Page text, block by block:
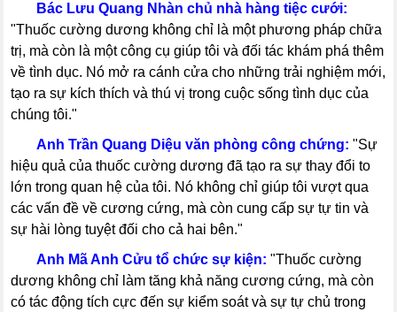
Bác Lưu Quang Nhàn chủ nhà hàng tiệc cưới:
"Thuốc cường dương không chỉ là một phương pháp chữa
trị, mà còn là một công cụ giúp tôi và đối tác khám phá thêm
về tình dục. Nó mở ra cánh cửa cho những trải nghiệm mới,
tạo ra sự kích thích và thú vị trong cuộc sống tình dục của
chúng tôi."
Anh Trần Quang Diệu văn phòng công chứng:"Sự
hiệu quả của thuốc cường dương đã tạo ra sự thay đổi to
lớn trong quan hệ của tôi. Nó không chỉ giúp tôi vượt qua
các vấn đề về cương cứng, mà còn cung cấp sự tự tin và
sự hài lòng tuyệt đối cho cả hai bên."
Anh Mã Anh Cửu tổ chức sự kiện: "Thuốc cường
dương không chỉ làm tăng khả năng cương cứng, mà còn
có tác động tích cực đến sự kiểm soát và sự tự chủ trong